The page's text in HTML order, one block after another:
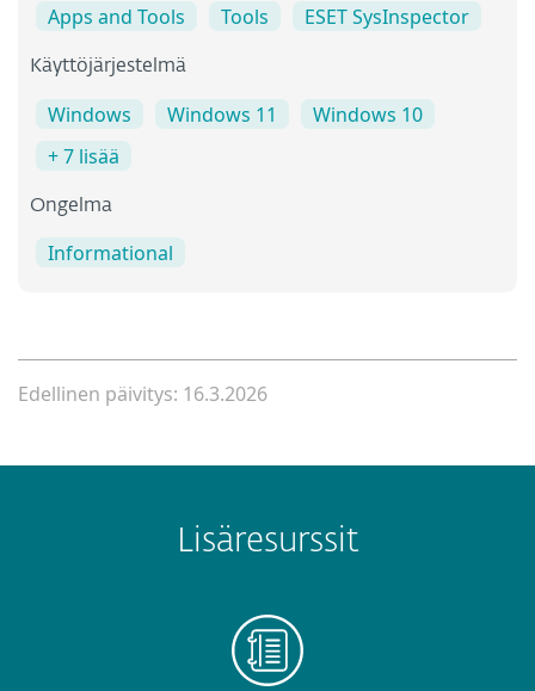
Apps and Tools Tools ESET SysInspector
Käyttöjärjestelmä
Windows Windows 11
Windows 10
+ 7 lisää
Ongelma
Informational
Edellinen päivitys: 16.3.2026
Lisäresurssit